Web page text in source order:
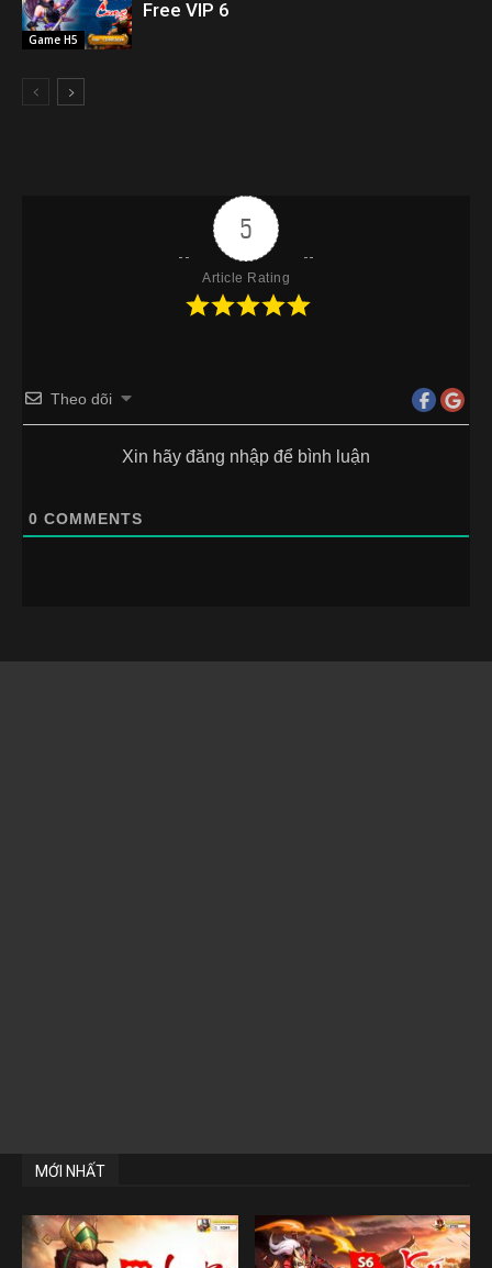
Game H5
Free VIP 6
5
Article Rating
Theo dõi
Xin hãy đăng nhập để bình luận
0 COMMENTS
MỚI NHẤT